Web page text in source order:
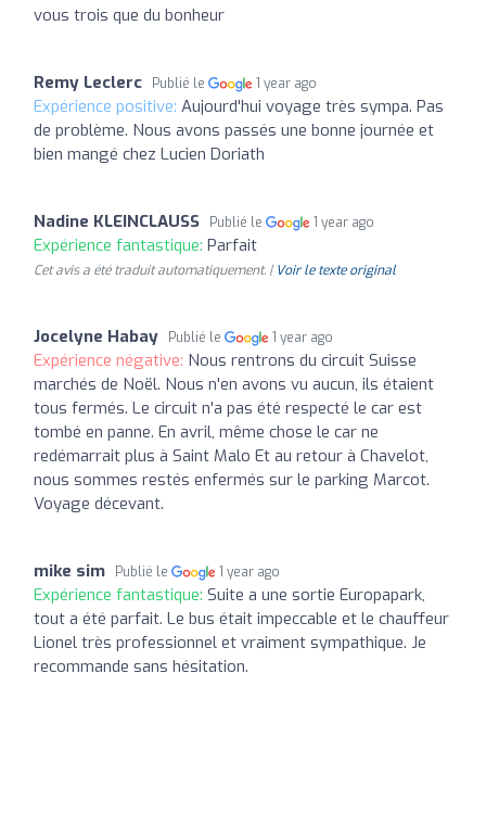
vous trois que du bonheur
Remy Leclerc Publié le 1 year ago
Expérience positive: Aujourd'hui voyage très sympa. Pas
de problème. Nous avons passés une bonne journée et
bien mangé chez Lucien Doriath
Nadine KLEINCLAUSS Publié le 1 year ago
Expérience fantastique: Parfait
Cet avis a été traduit automatiquement. | Voir le texte original
Jocelyne Habay Publié le 1 year ago
Expérience négative: Nous rentrons du circuit Suisse
marchés de Noël. Nous n'en avons vu aucun, ils étaient
tous fermés. Le circuit n'a pas été respecté le car est
tombé en panne. En avril, même chose le car ne
redémarrait plus à Saint Malo Et au retour à Chavelot,
nous sommes restés enfermés sur le parking Marcot.
Voyage décevant.
mike sim Publié le 1 year ago
Expérience fantastique: Suite a une sortie Europapark,
tout a été parfait. Le bus était impeccable et le chauffeur
Lionel très professionnel et vraiment sympathique. Je
recommande sans hésitation.